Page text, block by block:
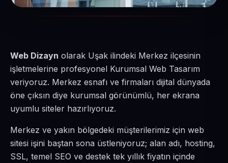
Web Dizayn olarak Uşak ilindeki Merkez ilçesinin
işletmelerine profesyonel Kurumsal Web Tasarım
veriyoruz. Merkez esnafı ve firmaları dijital dünyada
öne çıksın diye kurumsal görünümlü, her ekrana
uyumlu siteler hazırlıyoruz.
Merkez ve yakın bölgedeki müşterilerimiz için web
sitesi işini baştan sona üstleniyoruz; alan adı, hosting,
SSL, temel SEO ve destek tek yıllık fiyatın içinde